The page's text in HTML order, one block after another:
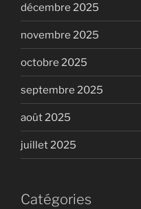
décembre 2025
novembre 2025
octobre 2025
septembre 2025
août 2025
juillet 2025
Catégories